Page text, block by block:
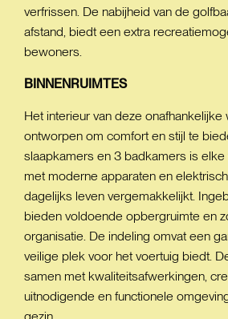
verfrissen. De nabijheid van de
afstand, biedt een extra
bewoners.
BINNENRUIMTES
Het interieur van deze onafhankelijke
ontworpen om comfort en stijl te
slaapkamers en 3 badkamers is
met moderne apparaten en
dagelijks leven vergemakkelijkt.
bieden voldoende opbergruimte en
organisatie. De indeling omvat een
veilige plek voor het voertuig biedt.
samen met kwaliteitsafwerkingen,
uitnodigende en functionele